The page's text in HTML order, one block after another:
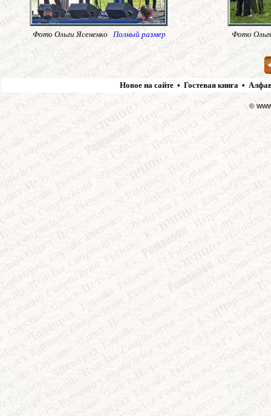
Фото Ольги Ясененко Полный размер Фото
Новое на сайте • Гостевая книга •
©